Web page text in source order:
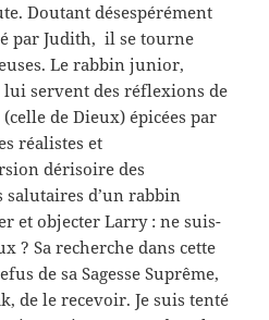
Doutant désespérément
par Judith, il se tourne
Le rabbin junior,
servent des réflexions de
de Dieux) épicées par
réalistes et
dérisoire des
d’un rabbin
et objecter Larry : ne suis-
? Sa recherche dans cette
de sa Sagesse Suprême,
de le recevoir. Je suis tenté